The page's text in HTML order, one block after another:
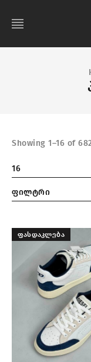
ფილტრი
Showing 1–16 of
16
ᲤᲐᲡᲓᲐᲙᲚᲔᲑᲐ